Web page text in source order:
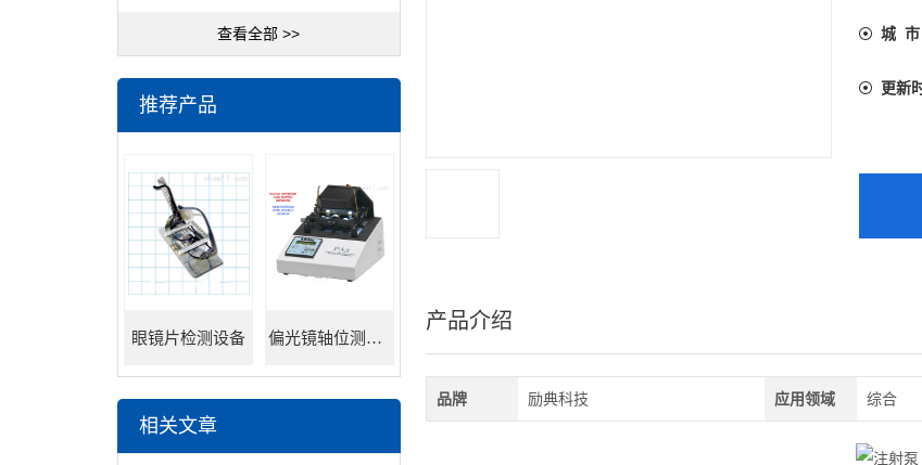
查看全部 >>
推荐产品
眼镜片检测设备 偏光镜轴位测试仪
相关文章
的体
一致
城 市
更新
产品介绍
品牌 励典科技 应用领域 综合